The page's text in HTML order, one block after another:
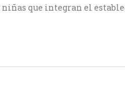
que integran el